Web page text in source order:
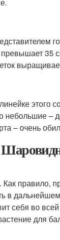
35
этого
–
– очень
правило,
в
себя во
для